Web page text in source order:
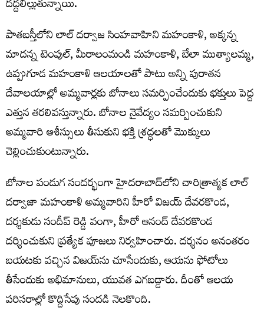
దద్దలిల్లుతున్నాయి.
పాతబస్తీలోని లాల్ దర్వాజ సింహవాహిని మహంకాళి, అక్కన్న
మాదన్న టెంపుల్, మీరాలంమండి మహంకాళి, బేలా ముత్యాలమ్మ,
ఉప్పుగూడ మహంకాళి ఆలయాలతో పాటు అన్ని పురాతన
దేవాలయాల్లో అమ్మవార్లకు బోనాలు సమర్పించేందుకు భక్తులు పెద్ద
ఎత్తున తరలివస్తున్నారు. బోనాల నైవేద్యం సమర్పించుకుని
అమ్మవారి ఆశీస్సులు తీసుకుని భక్తి శ్రద్ధలతో మొక్కులు
చెల్లించుకుంటున్నారు.
బోనాల పండుగ సందర్భంగా హైదరాబాద్‌లోని చారిత్రాత్మక లాల్
దర్వాజా మహంకాళి అమ్మవారిని హీరో విజయ్ దేవరకొండ,
దర్శకుడు సందీప్ రెడ్డి వంగా, హీరో ఆనంద్ దేవరకొండ
దర్శించుకుని ప్రత్యేక పూజలు నిర్వహించారు. దర్శనం అనంతరం
బయటకు వచ్చిన విజయ్‌ను చూసేందుకు, ఆయను ఫోటోలు
తీసేందుకు అభిమానులు, యువత ఎగబడ్డారు. దీంతో ఆలయ
పరిసరాల్లో కొద్దిసేపు సందడి నెలకొంది.